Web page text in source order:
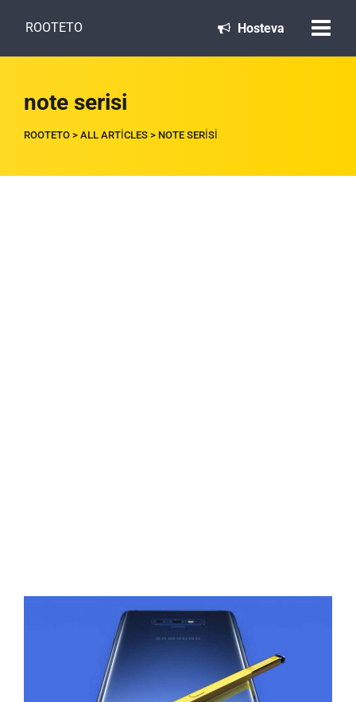
ROOTETO Hosteva
note serisi
ROOTETO > ALL ARTICLES > NOTE SERISI